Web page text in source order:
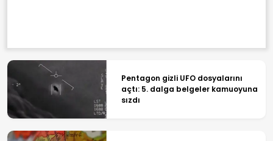
Pentagon gizli UFO dosyalarını
açtı: 5. dalga belgeler kamuoyuna
sızdı